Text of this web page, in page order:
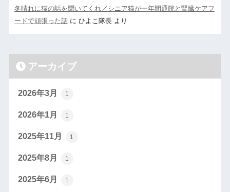
冬晴れに猫の話を聞いてくれ／シニア猫が一年間通院と腎臓ケアフ
ードで頑張った話に ひよこ隊長より
アーカイブ
2026年3月 1
2026年1月 1
2025年11月 1
2025年8月 1
2025年6月 1